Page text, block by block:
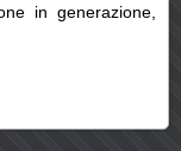
in generazione,